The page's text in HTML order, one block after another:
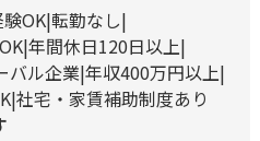
OK 転勤なし
年間休日120日以上
バル企業 年収400万円以上
社宅・家賃補助制度あり